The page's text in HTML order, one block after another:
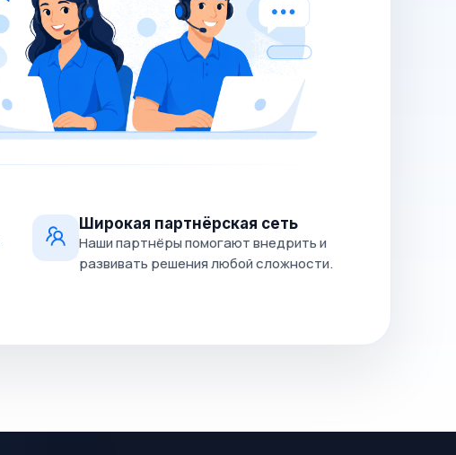
Широкая партнёрская сеть
Наши партнёры помогают внедрить и
развивать решения любой сложности.